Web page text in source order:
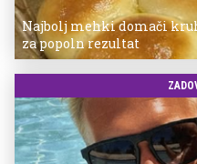
Najbolj mehki domači
za popoln rezultat